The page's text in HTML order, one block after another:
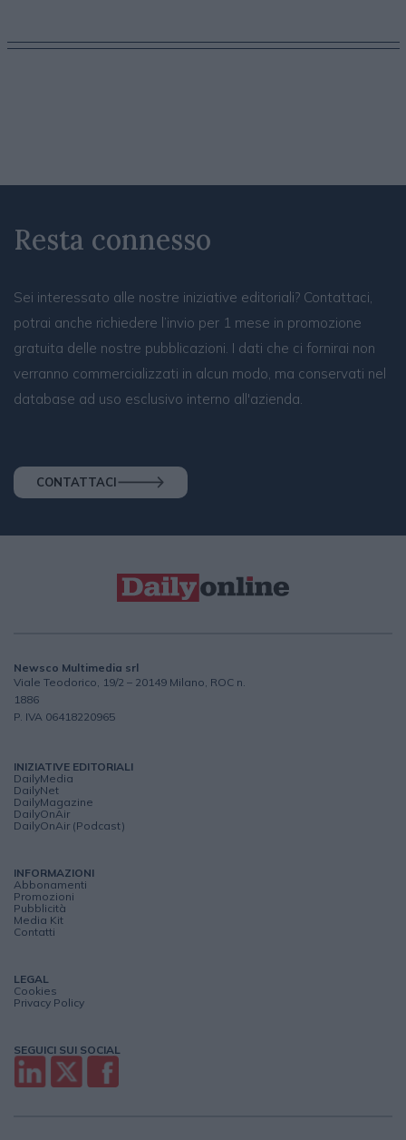
Resta connesso
Sei interessato alle nostre iniziative editoriali? Contattaci,
potrai anche richiedere l’invio per 1 mese in promozione
gratuita delle nostre pubblicazioni. I dati che ci fornirai non
verranno commercializzati in alcun modo, ma conservati nel
database ad uso esclusivo interno all'azienda.
CONTATTACI
Newsco Multimedia srl
Viale Teodorico, 19/2 – 20149 Milano, ROC n.
1886
P. IVA 06418220965
INIZIATIVE EDITORIALI
DailyMedia
DailyNet
DailyMagazine
DailyOnAir
DailyOnAir (Podcast)
INFORMAZIONI
Abbonamenti
Promozioni
Pubblicità
Media Kit
Contatti
LEGAL
Cookies
Privacy Policy
SEGUICI SUI SOCIAL